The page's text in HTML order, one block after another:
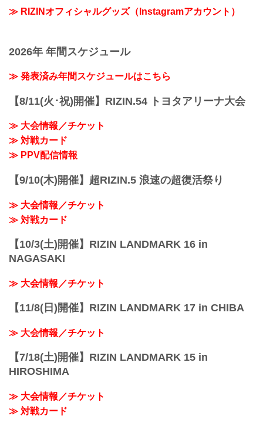
≫ RIZINオフィシャルグッズ（Instagramアカウント）
2026年 年間スケジュール
≫ 発表済み年間スケジュールはこちら
【8/11(火･祝)開催】RIZIN.54 トヨタアリーナ大会
≫ 大会情報／チケット
≫ 対戦カード
≫ PPV配信情報
【9/10(木)開催】超RIZIN.5 浪速の超復活祭り
≫ 大会情報／チケット
≫ 対戦カード
【10/3(土)開催】RIZIN LANDMARK 16 in
NAGASAKI
≫ 大会情報／チケット
【11/8(日)開催】RIZIN LANDMARK 17 in CHIBA
≫ 大会情報／チケット
【7/18(土)開催】RIZIN LANDMARK 15 in
HIROSHIMA
≫ 大会情報／チケット
≫ 対戦カード